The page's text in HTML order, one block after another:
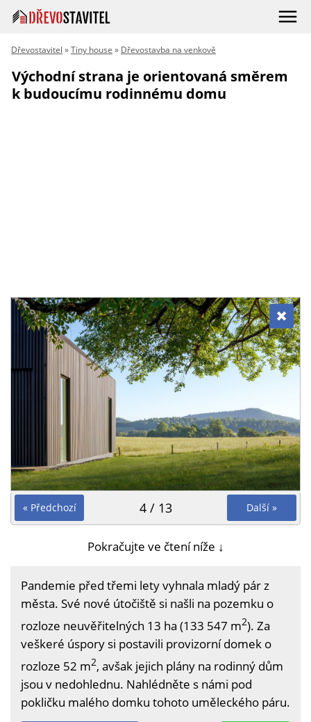
Dřevostavitel »Tiny house » Dřevostavba na venkově
Východní strana je orientovaná směrem
k budoucímu rodinnému domu
« Předchozí Další »
4 / 13
Pokračujte ve čtení níže ↓
Pandemie před třemi lety vyhnala mladý pár z
města. Své nové útočiště si našli na pozemku o
rozloze neuvěřitelných 13 ha (133 547 m2). Za
veškeré úspory si postavili provizorní domek o
rozloze 52 m2, avšak jejich plány na rodinný dům
jsou v nedohlednu. Nahlédněte s námi pod
pokličku malého domku tohoto uměleckého páru.